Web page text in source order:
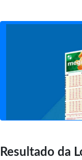
Resultado da